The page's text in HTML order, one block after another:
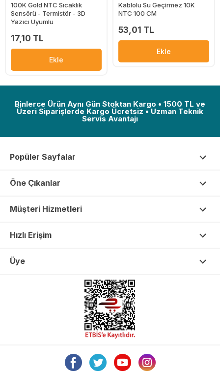
100K Gold NTC Sıcaklık
Sensörü - Termistör - 3D
Yazıcı Uyumlu
17,10 TL
Ekle
Kablolu Su Geçirmez 10K
NTC 100 CM
53,01 TL
Ekle
Binlerce Ürün Aynı Gün Stoktan Kargo • 1500 TL ve
Üzeri Siparişlerde Kargo Ücretsiz • Uzman Teknik
Servis Avantajı
Popüler Sayfalar
Öne Çıkanlar
Müşteri Hizmetleri
Hızlı Erişim
Üye